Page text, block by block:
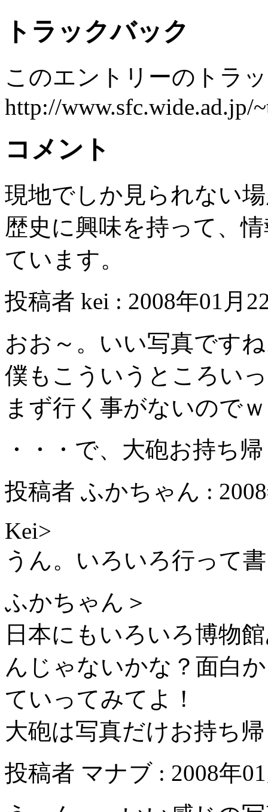
トラックバック
このエントリーのトラ
http://www.sfc.wide.ad.jp/
コメント
現地でしか見られない
歴史に興味を持って、
ています。
投稿者 kei : 2008年01月
おお～。いい写真です
僕もこういうところい
まず行く事がないのでｗ
・・・で、大砲お持ち
投稿者 ふかちゃん :
Kei>
うん。いろいろ行って
ふかちゃん＞
日本にもいろいろ博物
んじゃないかな？面白
ていってみてよ！
大砲は写真だけお持ち
投稿者 マナブ : 2008年